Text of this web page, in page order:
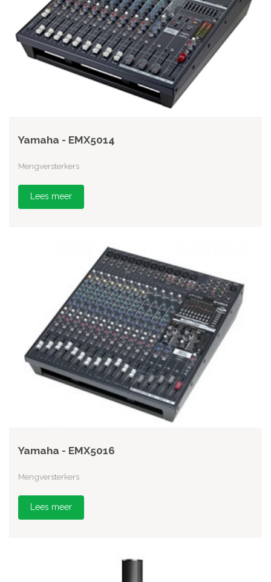
Yamaha - EMX5014
Mengversterkers
Lees meer
Yamaha - EMX5016
Mengversterkers
Lees meer